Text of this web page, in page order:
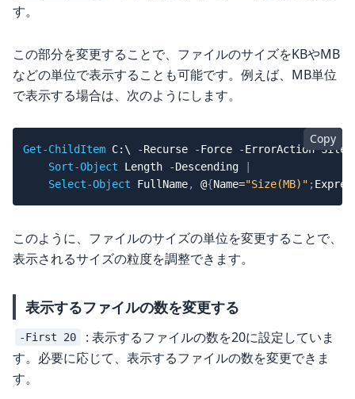
す。
この部分を変更することで、ファイルのサイズをKBやMB
などの単位で表示することも可能です。例えば、MB単位
で表示する場合は、次のようにします。
Copy
Get-ChildItem C:\ -Recurse -Force -ErrorAction
Sort-Object Length -Descending
Select-Object FullName, @{Name="Size(MB)" ;
このように、ファイルのサイズの単位を変更することで、
表示されるサイズの粒度を調整できます。
表示するファイルの数を変更する
-First 20
: 表示するファイルの数を20に設定していま
す。必要に応じて、表示するファイルの数を変更できま
す。